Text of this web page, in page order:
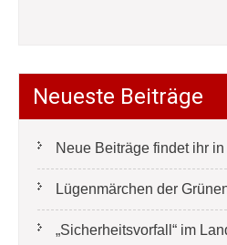
Neueste Beiträge
Neue Beiträge findet ihr
Lügenmärchen der
„Sicherheitsvorfall“ im